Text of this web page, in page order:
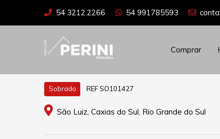
54 3212.2266 54 991785593
Comprar
Sobrado REF SO101427
São Luiz, Caxias do Sul, Rio Grande do Sul